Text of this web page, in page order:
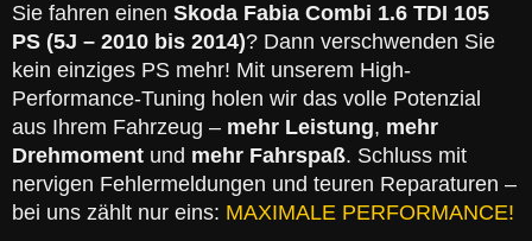
Sie fahren einen Skoda Fabia Combi 1.6 TDI 105
PS (5J – 2010 bis 2014)? Dann verschwenden Sie
kein einziges PS mehr! Mit unserem High-
Performance-Tuning holen wir das volle Potenzial
aus Ihrem Fahrzeug – mehr Leistung, mehr
Drehmoment und mehr Fahrspaß. Schluss mit
nervigen Fehlermeldungen und teuren Reparaturen –
bei uns zählt nur eins: MAXIMALE PERFORMANCE!